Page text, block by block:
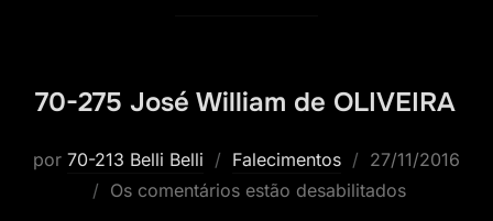
70-275 José William de OLIVEIRA
por 70-213 Belli Belli Falecimentos
Postado
em
27/11/2016
Os comentários estão desabilitados